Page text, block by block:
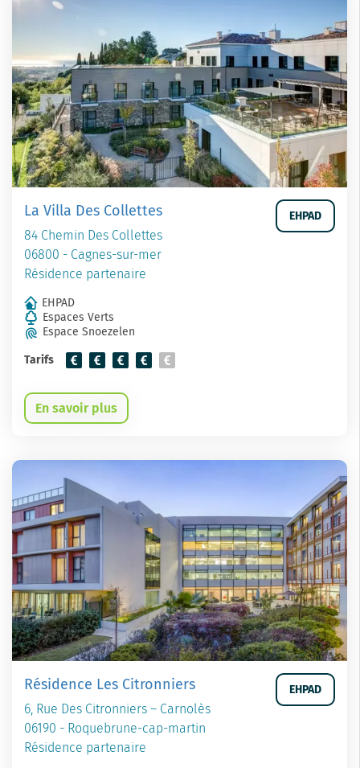
La Villa Des Collettes
84 Chemin Des Collettes
06800 - Cagnes-sur-mer
Résidence partenaire
EHPAD
EHPAD
Espaces Verts
Espace Snoezelen
Tarifs
En savoir plus
Résidence Les Citronniers
6, Rue Des Citronniers – Carnolès
06190 - Roquebrune-cap-martin
Résidence partenaire
EHPAD